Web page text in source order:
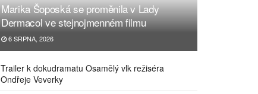
Marika Šoposká se proměnila v Lady
Dermacol ve stejnojmenném filmu
6 SRPNA, 2026
Trailer k dokudramatu Osamělý vlk režiséra
Ondřeje Veverky